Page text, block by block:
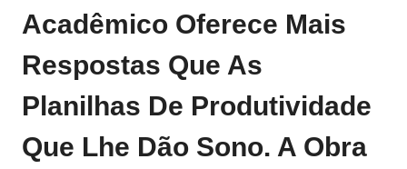
Acadêmico Oferece Mais
Respostas Que As
Planilhas De Produtividade
Que Lhe Dão Sono. A Obra